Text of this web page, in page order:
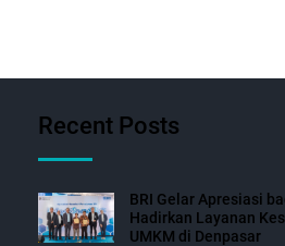
Recent Posts
BRI Gelar Apresiasi
Hadirkan Layanan
UMKM di Denpasar